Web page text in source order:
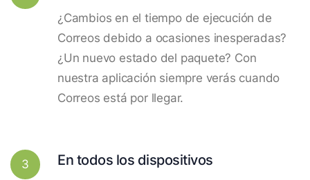
¿Cambios en el tiempo de ejecución de
Correos debido a ocasiones inesperadas?
¿Un nuevo estado del paquete? Con
nuestra aplicación siempre verás cuando
Correos está por llegar.
3 En todos los dispositivos